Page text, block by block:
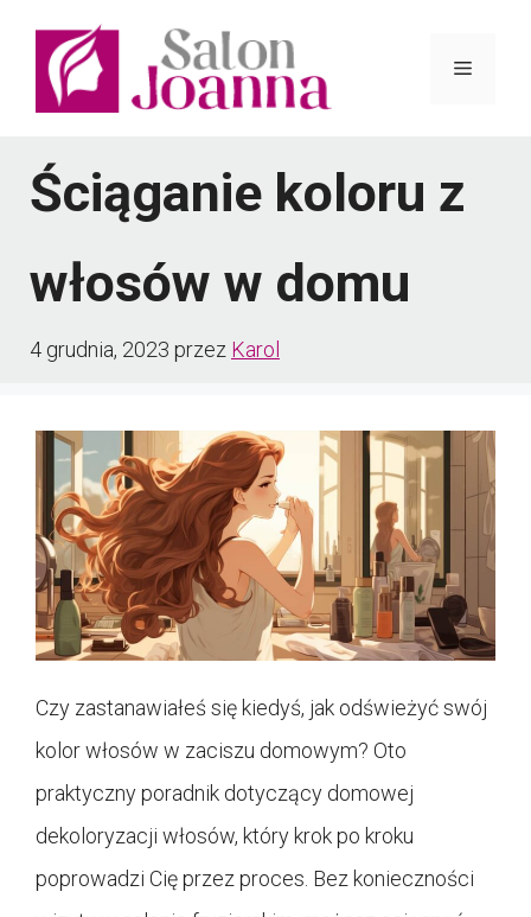
Menu
Ściąganie koloru z
włosów w domu
4 grudnia, 2023 przez Karol
Czy zastanawiałeś się kiedyś, jak odświeżyć swój
kolor włosów w zaciszu domowym? Oto
praktyczny poradnik dotyczący domowej
dekoloryzacji włosów, który krok po kroku
poprowadzi Cię przez proces. Bez konieczności